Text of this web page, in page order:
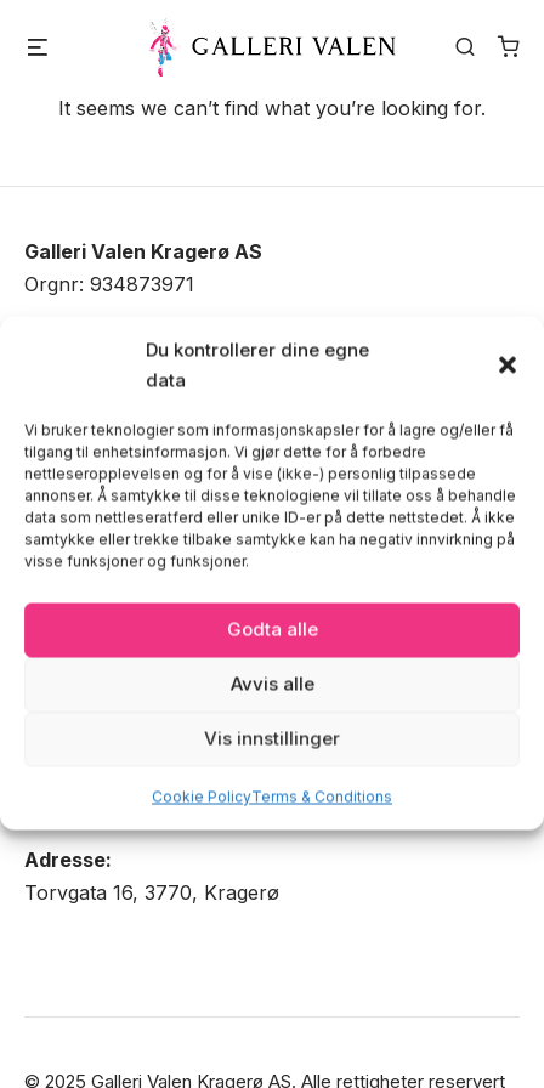
Du kontrollerer dine egne
data
Vi bruker teknologier som informasjonskapsler for å lagre og/eller få
tilgang til enhetsinformasjon. Vi gjør dette for å forbedre
nettleseropplevelsen og for å vise (ikke-) personlig tilpassede
annonser. Å samtykke til disse teknologiene vil tillate oss å behandle
data som nettleseratferd eller unike ID-er på dette nettstedet. Å ikke
samtykke eller trekke tilbake samtykke kan ha negativ innvirkning på
visse funksjoner og funksjoner.
Godta alle
Avvis alle
Vis innstillinger
Cookie PolicyTerms & Conditions
Search
It seems we can’t find what you’re looking for.
Galleri Valen Kragerø AS
Orgnr: 934873971
Vi har stort fokus på fornøyde kunder og
skreddersyr løsninger etter dine ønsker og behov.
Vi sender også kunst med båttransport i Kragerø-
området. Vår nettbutikk sender kunst gratis over hele
verden.
Galleriet i Kragerø
- (Mai – August)
Adresse:
Torvgata 16, 3770, Kragerø
© 2025 Galleri Valen Kragerø AS. Alle rettigheter reservert